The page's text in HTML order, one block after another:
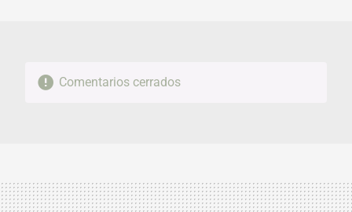
Comentarios cerrados